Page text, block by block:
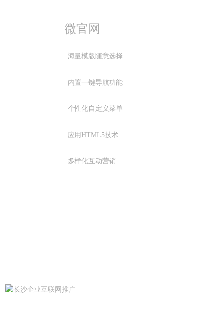
微官网
海量模版随意选择
内置一键导航功能
个性化自定义菜单
应用HTML5技术
多样化互动营销